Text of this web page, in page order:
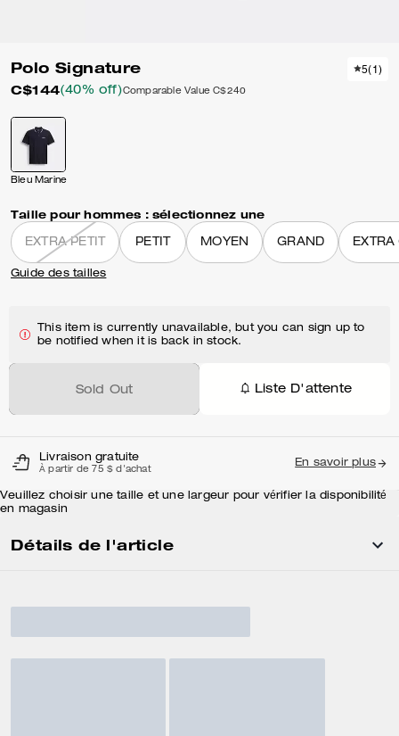
Polo Signature
C$144(40% off)Comparable Value C$240
5(1)
Bleu Marine
Taille pour hommes : sélectionnez une
EXTRA PETIT PETIT MOYEN GRAND EXTRA
Guide des tailles
This item is currently unavailable, but you can sign up to
be notified when it is back in stock.
Sold Out Liste D'attente
Livraison gratuite
À partir de 75 $ d'achat
En savoir plus
Veuillez choisir une taille et une largeur pour vérifier la disponibilité
en magasin
Détails de l'article